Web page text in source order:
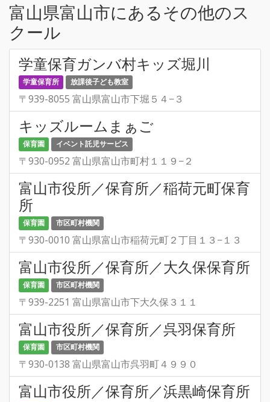
富山県富山市にあるその他のス
クール
学童保育ガンバ村キッズ堀川
学童保育所 放課後子ども教室
〒939-8055 富山県富山市下堀５４−３
キッズルームまぁご
保育園 イベント託児サービス
〒930-0952 富山県富山市町村１１９−２
富山市役所／保育所／稲荷元町保育
所
保育園 市区町村機関
〒930-0010 富山県富山市稲荷元町２丁目１３−１３
富山市役所／保育所／大久保保育所
保育園 市区町村機関
〒939-2251 富山県富山市下大久保３１１
富山市役所／保育所／呉羽保育所
保育園 市区町村機関
〒930-0138 富山県富山市呉羽町４９９０
富山市役所／保育所／浜黒崎保育所